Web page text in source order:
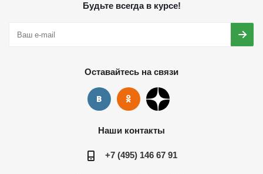
Будьте всегда в курсе!
Оставайтесь на связи
Наши контакты
+7 (495) 146 67 91